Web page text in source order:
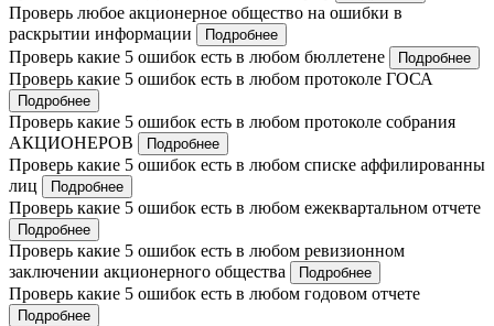
Проверь любое акционерное общество на ошибки в
раскрытии информации
Подробнее
Проверь какие 5 ошибок есть в любом бюллетене Подробнее
Проверь какие 5 ошибок есть в любом протоколе ГОСА
Подробнее
Проверь какие 5 ошибок есть в любом протоколе собрания
АКЦИОНЕРОВ
Подробнее
Проверь какие 5 ошибок есть в любом списке аффилированны
лиц
Подробнее
Проверь какие 5 ошибок есть в любом ежеквартальном отчете
Подробнее
Проверь какие 5 ошибок есть в любом ревизионном
заключении акционерного общества
Подробнее
Проверь какие 5 ошибок есть в любом годовом отчете
Подробнее